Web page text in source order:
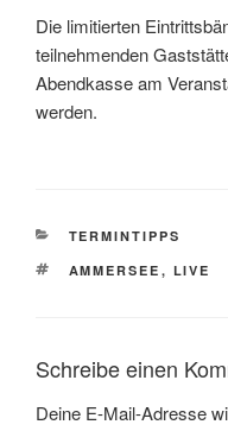
Die limitierten
teilnehmenden
Abendkasse am
werden.
KATEGORIEN
TERMINTIPPS
SCHLAGWÖRTER
AMMERSEE , LIVE
Schreibe einen
Deine E-Mail-Adresse